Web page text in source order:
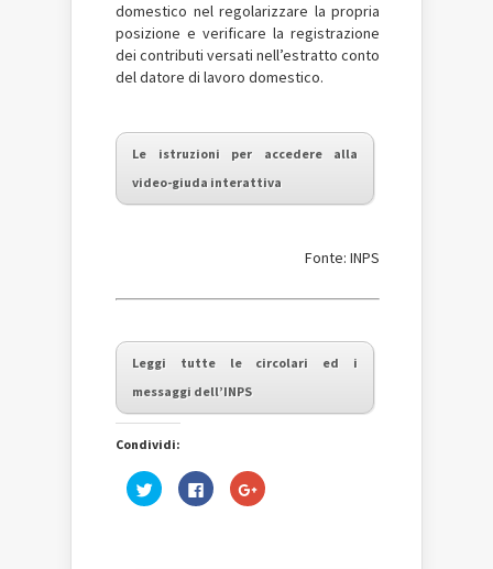
domestico nel regolarizzare la propria
posizione e verificare la registrazione
dei contributi versati nell’estratto conto
del datore di lavoro domestico.
Le istruzioni per accedere alla
video-giuda interattiva
Fonte: INPS
Leggi tutte le circolari ed i
messaggi dell’INPS
Condividi:
Fai
clic
Fai
clic
Fai
clic